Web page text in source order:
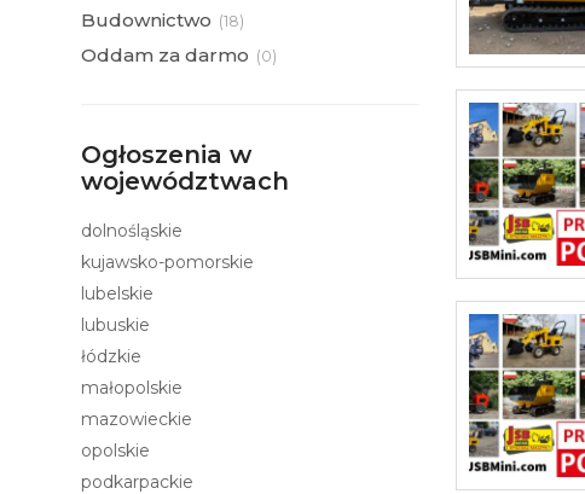
Budownictwo (18)
Oddam za darmo (0)
Ogłoszenia w
województwach
dolnośląskie
kujawsko-pomorskie
lubelskie
lubuskie
łódzkie
małopolskie
mazowieckie
opolskie
podkarpackie